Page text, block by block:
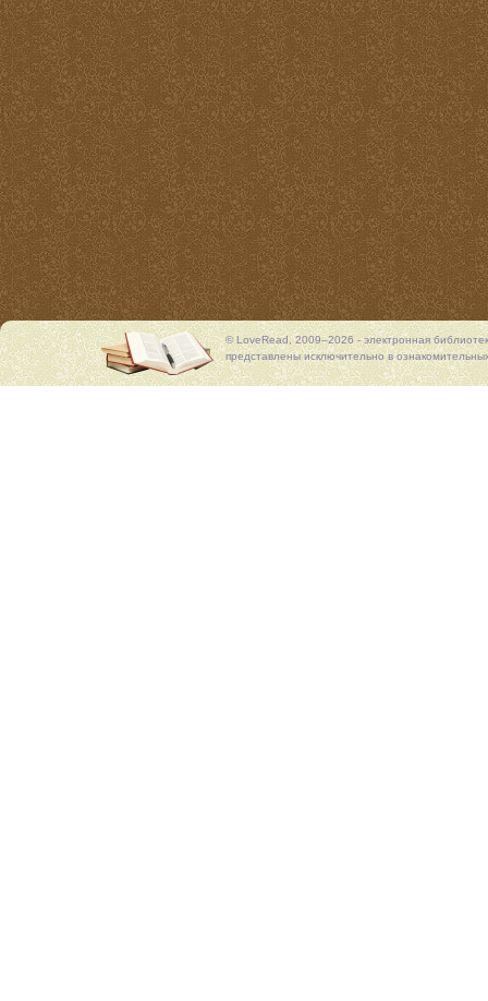
© LoveRead, 2009–2026 - электронная
представлены исключительно в